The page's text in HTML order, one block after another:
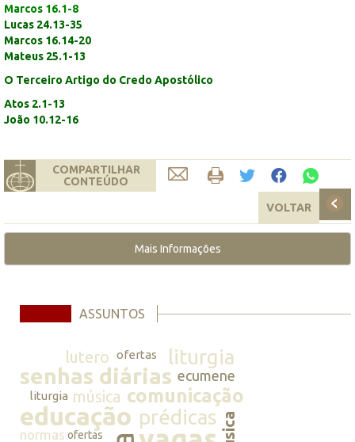
Marcos 16.1-8
Lucas 24.13-35
Marcos 16.14-20
Mateus 25.1-13
O Terceiro Artigo do Credo Apostólico
Atos 2.1-13
João 10.12-16
COMPARTILHAR
CONTEÚDO
VOLTAR
Mais Informações
ASSUNTOS
lutero ofertas liturgia
senhas diárias ecumene
liturgia música comunicação
educação prédicas
normas ofertas